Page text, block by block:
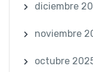
diciembre
noviembre
octubre